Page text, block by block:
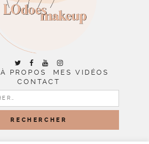
À PROPOS
MES VIDÉOS
CONTACT
RECHERCHER :